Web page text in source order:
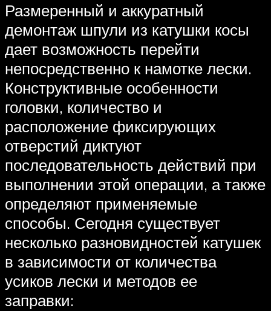
Размеренный и аккуратный
демонтаж шпули из катушки косы
дает возможность перейти
непосредственно к намотке лески.
Конструктивные особенности
головки, количество и
расположение фиксирующих
отверстий диктуют
последовательность действий при
выполнении этой операции, а также
определяют применяемые
способы. Сегодня существует
несколько разновидностей катушек
в зависимости от количества
усиков лески и методов ее
заправки: